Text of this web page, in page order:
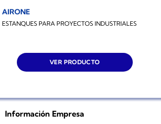
AIRONE
ESTANQUES PARA PROYECTOS INDUSTRIALES
VER PRODUCTO
Información Empresa